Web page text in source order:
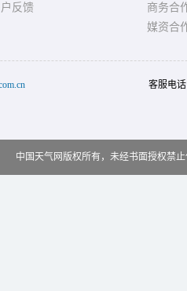
反馈
商务合
媒资合
客服电
中国天气网版权所有，未经书面授权